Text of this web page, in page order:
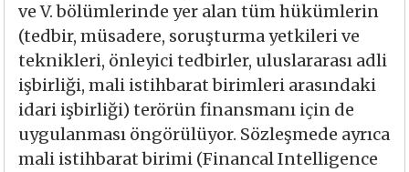
ve V. bölümlerinde yer alan tüm hükümlerin
(tedbir, müsadere, soruşturma yetkileri ve
teknikleri, önleyici tedbirler, uluslararası adli
işbirliği, mali istihbarat birimleri arasındaki
idari işbirliği) terörün finansmanı için de
uygulanması öngörülüyor. Sözleşmede ayrıca
mali istihbarat birimi (Financal Intelligence